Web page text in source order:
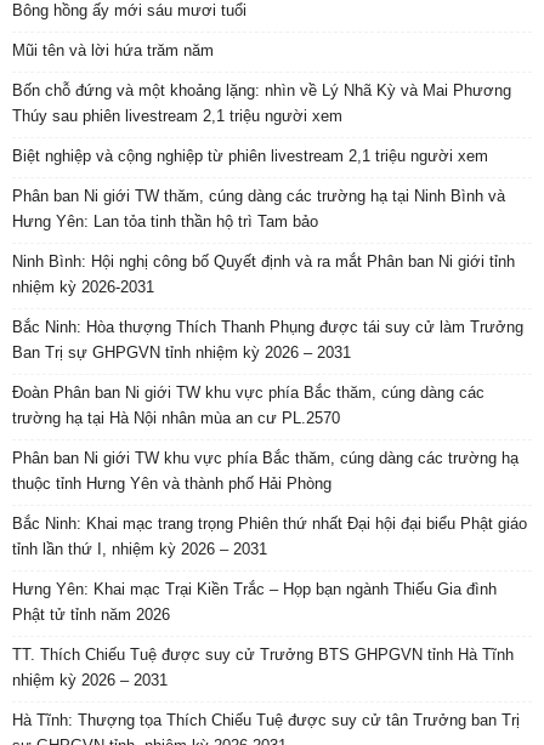
Bông hồng ấy mới sáu mươi tuổi
Mũi tên và lời hứa trăm năm
Bốn chỗ đứng và một khoảng lặng: nhìn về Lý Nhã Kỳ và Mai Phương
Thúy sau phiên livestream 2,1 triệu người xem
Biệt nghiệp và cộng nghiệp từ phiên livestream 2,1 triệu người xem
Phân ban Ni giới TW thăm, cúng dàng các trường hạ tại Ninh Bình và
Hưng Yên: Lan tỏa tinh thần hộ trì Tam bảo
Ninh Bình: Hội nghị công bố Quyết định và ra mắt Phân ban Ni giới tỉnh
nhiệm kỳ 2026-2031
Bắc Ninh: Hòa thượng Thích Thanh Phụng được tái suy cử làm Trưởng
Ban Trị sự GHPGVN tỉnh nhiệm kỳ 2026 – 2031
Đoàn Phân ban Ni giới TW khu vực phía Bắc thăm, cúng dàng các
trường hạ tại Hà Nội nhân mùa an cư PL.2570
Phân ban Ni giới TW khu vực phía Bắc thăm, cúng dàng các trường hạ
thuộc tỉnh Hưng Yên và thành phố Hải Phòng
Bắc Ninh: Khai mạc trang trọng Phiên thứ nhất Đại hội đại biểu Phật giáo
tỉnh lần thứ I, nhiệm kỳ 2026 – 2031
Hưng Yên: Khai mạc Trại Kiền Trắc – Họp bạn ngành Thiếu Gia đình
Phật tử tỉnh năm 2026
TT. Thích Chiếu Tuệ được suy cử Trưởng BTS GHPGVN tỉnh Hà Tĩnh
nhiệm kỳ 2026 – 2031
Hà Tĩnh: Thượng tọa Thích Chiếu Tuệ được suy cử tân Trưởng ban Trị